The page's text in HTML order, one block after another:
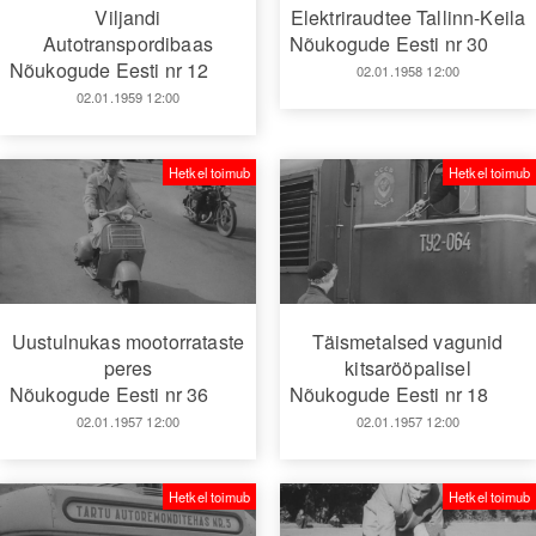
Viljandi
Autotranspordibaas
Nõukogude Eesti nr 12
02.01.1959 12:00
Elektriraudtee Tallinn-Keila
Nõukogude Eesti nr 30
02.01.1958 12:00
Uustulnukas mootorrataste
peres
Nõukogude Eesti nr 36
02.01.1957 12:00
Hetkel toimub
Täismetalsed vagunid
kitsarööpalisel
Nõukogude Eesti nr 18
02.01.1957 12:00
Hetkel toimub
Hetkel toimub Hetkel toimub